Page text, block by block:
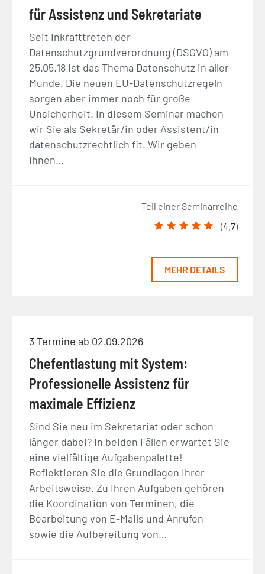
für Assistenz und Sekretariate
Seit Inkrafttreten der
Datenschutzgrundverordnung (DSGVO) am
25.05.18 ist das Thema Datenschutz in aller
Munde. Die neuen EU-Datenschutzregeln
sorgen aber immer noch für große
Unsicherheit. In diesem Seminar machen
wir Sie als Sekretär/in oder Assistent/in
datenschutzrechtlich fit. Wir geben
Ihnen…
Teil einer Seminarreihe
(4.7)
MEHR DETAILS
3 Termine ab 02.09.2026
Chefentlastung mit System:
Professionelle Assistenz für
maximale Effizienz
Sind Sie neu im Sekretariat oder schon
länger dabei? In beiden Fällen erwartet Sie
eine vielfältige Aufgabenpalette!
Reflektieren Sie die Grundlagen Ihrer
Arbeitsweise. Zu Ihren Aufgaben gehören
die Koordination von Terminen, die
Bearbeitung von E-Mails und Anrufen
sowie die Aufbereitung von…